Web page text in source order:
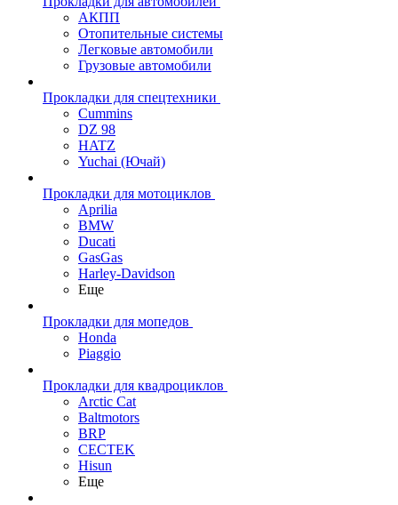
АКПП
Отопительные системы
Легковые автомобили
Грузовые автомобили
Прокладки для спецтехники
Cummins
DZ 98
HATZ
Yuchai (Ючай)
Прокладки для мотоциклов
Aprilia
BMW
Ducati
GasGas
Harley-Davidson
Еще
Прокладки для мопедов
Honda
Piaggio
Прокладки для квадроциклов
Arctic Cat
Baltmotors
BRP
CECTEK
Hisun
Еще